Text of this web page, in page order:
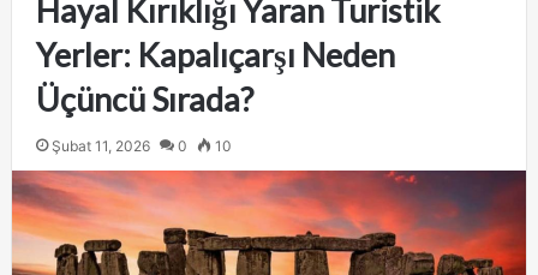
Hayal Kırıklığı Yaran Turistik
Yerler: Kapalıçarşı Neden
Üçüncü Sırada?
Şubat 11, 2026 0 10